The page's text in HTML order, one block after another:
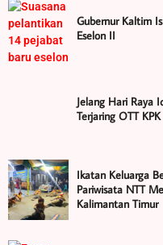
Gubernur Kaltim
Eselon II
Jelang Hari Raya
Terjaring OTT KPK
Ikatan Keluarga
Pariwisata NTT
Kalimantan Timur